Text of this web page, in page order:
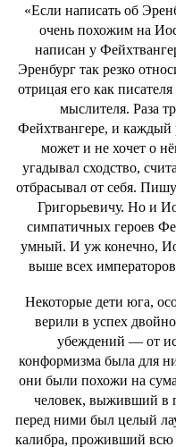
«Если написать об
очень похожим на
написан у
Эренбург так резко
отрицая его как
мыслителя. Раза
Фейхтвангере, и каждый
может и не хочет о
угадывал сходство,
отбрасывал от себя.
Григорьевичу. Но и
симпатичных героев
умный. И уж конечно,
выше всех
Некоторые дети юга,
верили в успех
убеждений — от
конформизма была для
они были похожи на
человек, выживший в
перед ними был целый
калибра, проживший всю